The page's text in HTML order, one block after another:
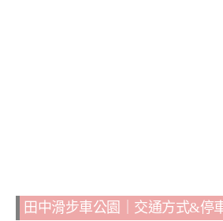
田中滑步車公園｜交通方式&停